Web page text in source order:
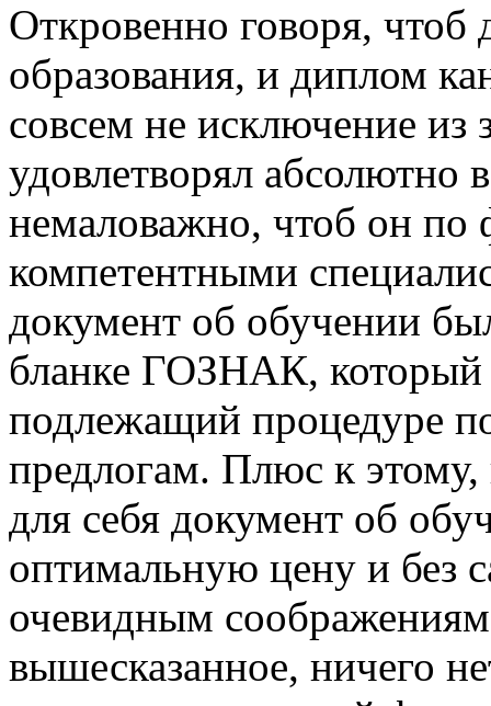
Откровенно говоря, чтоб
образования, и диплом
совсем не исключение из
удовлетворял абсолютно
немаловажно, чтоб он по
компетентными
документ об обучении
бланке ГОЗНАК, который
подлежащий процедуре
предлогам. Плюс к
для себя документ об
оптимальную цену и без
очевидным
вышесказанное, ничего